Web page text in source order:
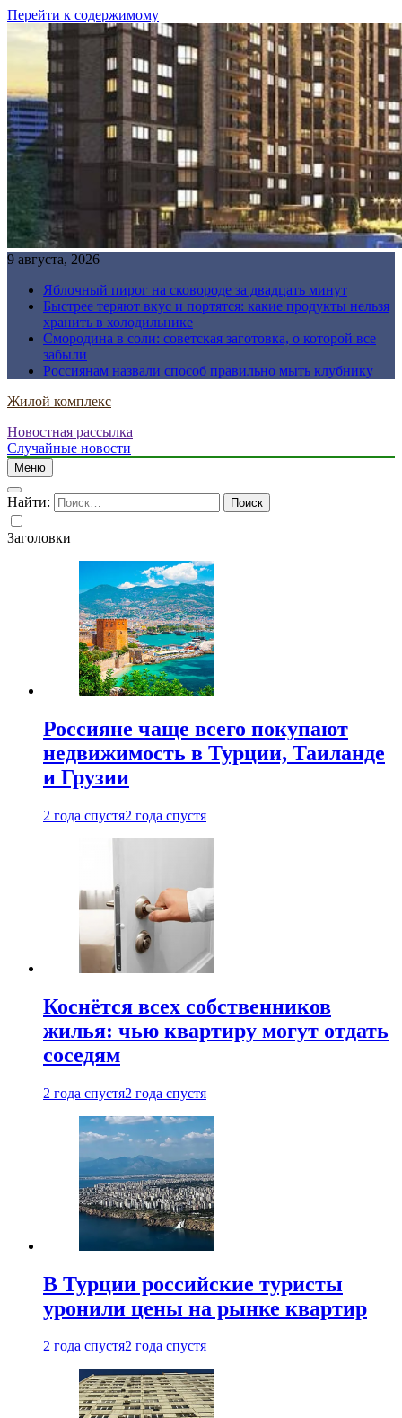
Перейти к содержимому
9 августа, 2026
Яблочный пирог на сковороде за двадцать минут
Быстрее теряют вкус и портятся: какие продукты нельзя
хранить в холодильнике
Смородина в соли: советская заготовка, о которой все
забыли
Россиянам назвали способ правильно мыть клубнику
Жилой комплекс
Новостная рассылка
Случайные новости
Меню
Найти:
Заголовки
Россияне чаще всего покупают
недвижимость в Турции, Таиланде
и Грузии
2 года спустя2 года спустя
Коснётся всех собственников
жилья: чью квартиру могут отдать
соседям
2 года спустя2 года спустя
В Турции российские туристы
уронили цены на рынке квартир
2 года спустя2 года спустя